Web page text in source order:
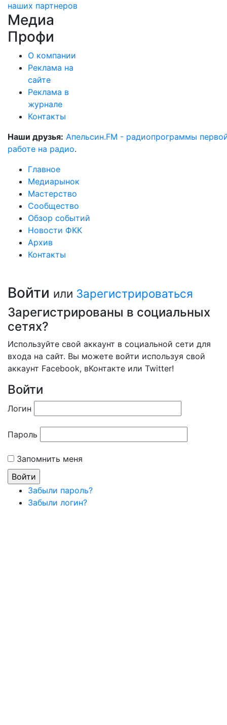
наших партнеров
Медиа
Профи
О компании
Реклама на
сайте
Реклама в
журнале
Контакты
Наши друзья: Апельсин.FM - радиопрограммы
работе на радио.
Главное
Медиарынок
Мастерство
Сообщество
Обзор событий
Новости ФКК
Архив
Контакты
Войти или Зарегистрироваться
Зарегистрированы в социальных
сетях?
Используйте свой аккаунт в социальной сети для
входа на сайт. Вы можете войти используя свой
аккаунт Facebook, вКонтакте или Twitter!
Войти
Логин
Пароль
Запомнить меня
Забыли пароль?
Забыли логин?